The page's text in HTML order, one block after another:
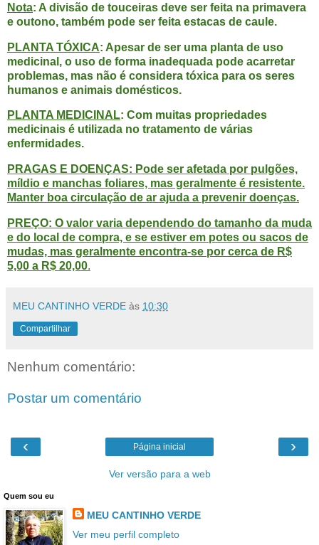
Nota: A divisão de touceiras deve ser feita na primavera
e outono, também pode ser feita estacas de caule.
PLANTA TÓXICA: Apesar de ser uma planta de uso
medicinal, o uso de forma inadequada pode acarretar
problemas, mas não é considera tóxica para os seres
humanos e animais domésticos.
PLANTA MEDICINAL: Com muitas propriedades
medicinais é utilizada no tratamento de várias
enfermidades.
PRAGAS E DOENÇAS: Pode ser afetada por pulgões,
míldio e manchas foliares, mas geralmente é resistente.
Manter boa circulação de ar ajuda a prevenir doenças.
PREÇO: O valor varia dependendo do tamanho da muda
e do local de compra, e se estiver em potes ou sacos de
mudas, mas geralmente encontra-se por cerca de R$
5,00 a R$ 20,00.
MEU CANTINHO VERDE às 10:30
Compartilhar
Nenhum comentário:
Postar um comentário
‹ ›
Página inicial
Ver versão para a web
Quem sou eu
MEU CANTINHO VERDE
Ver meu perfil completo